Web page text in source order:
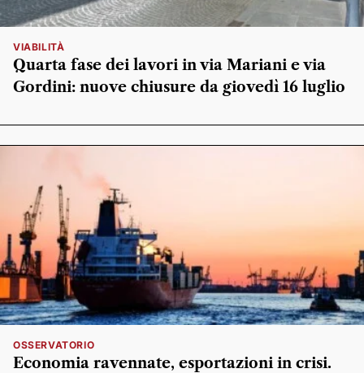
VIABILITÀ
Quarta fase dei lavori in via Mariani e via
Gordini: nuove chiusure da giovedì 16 luglio
OSSERVATORIO
Economia ravennate, esportazioni in crisi.